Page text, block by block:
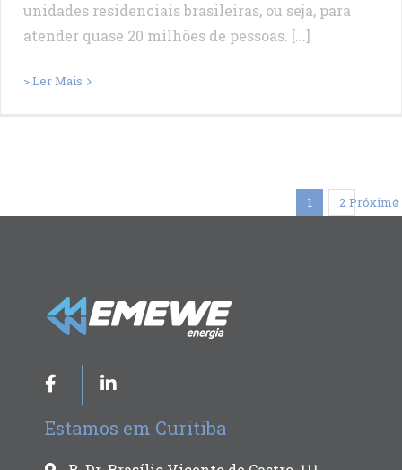
unidades residenciais brasileiras, ou seja, para
atender quase 20 milhões de pessoas. [...]
> Ler Mais
1 2 Próximo
Estamos em Curitiba